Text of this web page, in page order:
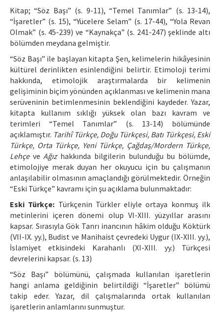
Kitap; “Söz Başı” (s. 9-11), “Temel Tanımlar” (s. 13-14),
“İşaretler” (s. 15), “Yücelere Selam” (s. 17-44), “Yola Revan
Olmak” (s. 45-239) ve “Kaynakça” (s. 241-247) şeklinde altı
bölümden meydana gelmiştir.
“Söz Başı” ile başlayan kitapta Şen, kelimelerin hikâyesinin
kültürel derinlikten esinlendiğini belirtir. Etimoloji terimi
hakkında, etimolojik araştırmalarda bir kelimenin
gelişiminin biçim yönünden açıklanması ve kelimenin mana
serüveninin betimlenmesinin beklendiğini kaydeder. Yazar,
kitapta kullanım sıklığı yüksek olan bazı kavram ve
terimleri “Temel Tanımlar” (s. 13-14) bölümünde
açıklamıştır. Tarihî Türkçe, Doğu Türkçesi, Batı Türkçesi, Eski
Türkçe, Orta Türkçe, Yeni Türkçe, Çağdaş/Mordern Türkçe,
LehçeveAğızhakkında bilgilerin bulunduğu bu bölümde,
etimolojiye merak duyan her okuyucu için bu çalışmanın
anlaşılabilir olmasının amaçlandığı görülmektedir. Örneğin
“Eski Türkçe” kavramı için şu açıklama bulunmaktadır:
Eski Türkçe: Türkçenin Türkler eliyle ortaya konmuş ilk
metinlerini içeren dönemi olup VI-XIII. yüzyıllar arasını
kapsar. Sırasıyla Gök Tanrı inancının hâkim olduğu Köktürk
(VII-IX. yy.), Budist ve Manihaist çevredeki Uygur (IX-XIII. yy.),
İslamiyet etkisindeki Karahanlı (XI-XIII. yy.) Türkçesi
devrelerini kapsar. (s. 13)
“Söz Başı” bölümünü, çalışmada kullanılan işaretlerin
hangi anlama geldiğinin belirtildiği “İşaretler” bölümü
takip eder. Yazar, dil çalışmalarında ortak kullanılan
işaretlerin anlamlarını sunmuştur.